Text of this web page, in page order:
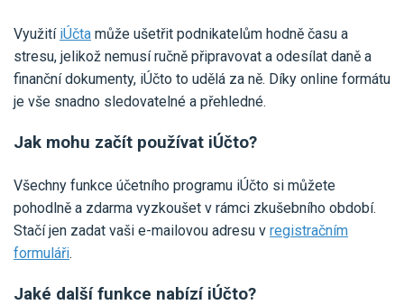
Využití iÚčta může ušetřit podnikatelům hodně času a
stresu, jelikož nemusí ručně připravovat a odesílat daně a
finanční dokumenty, iÚčto to udělá za ně. Díky online formátu
je vše snadno sledovatelné a přehledné.
Jak mohu začít používat iÚčto?
Všechny funkce účetního programu iÚčto si můžete
pohodlně a zdarma vyzkoušet v rámci zkušebního období.
Stačí jen zadat vaši e-mailovou adresu v registračním
formuláři.
Jaké další funkce nabízí iÚčto?